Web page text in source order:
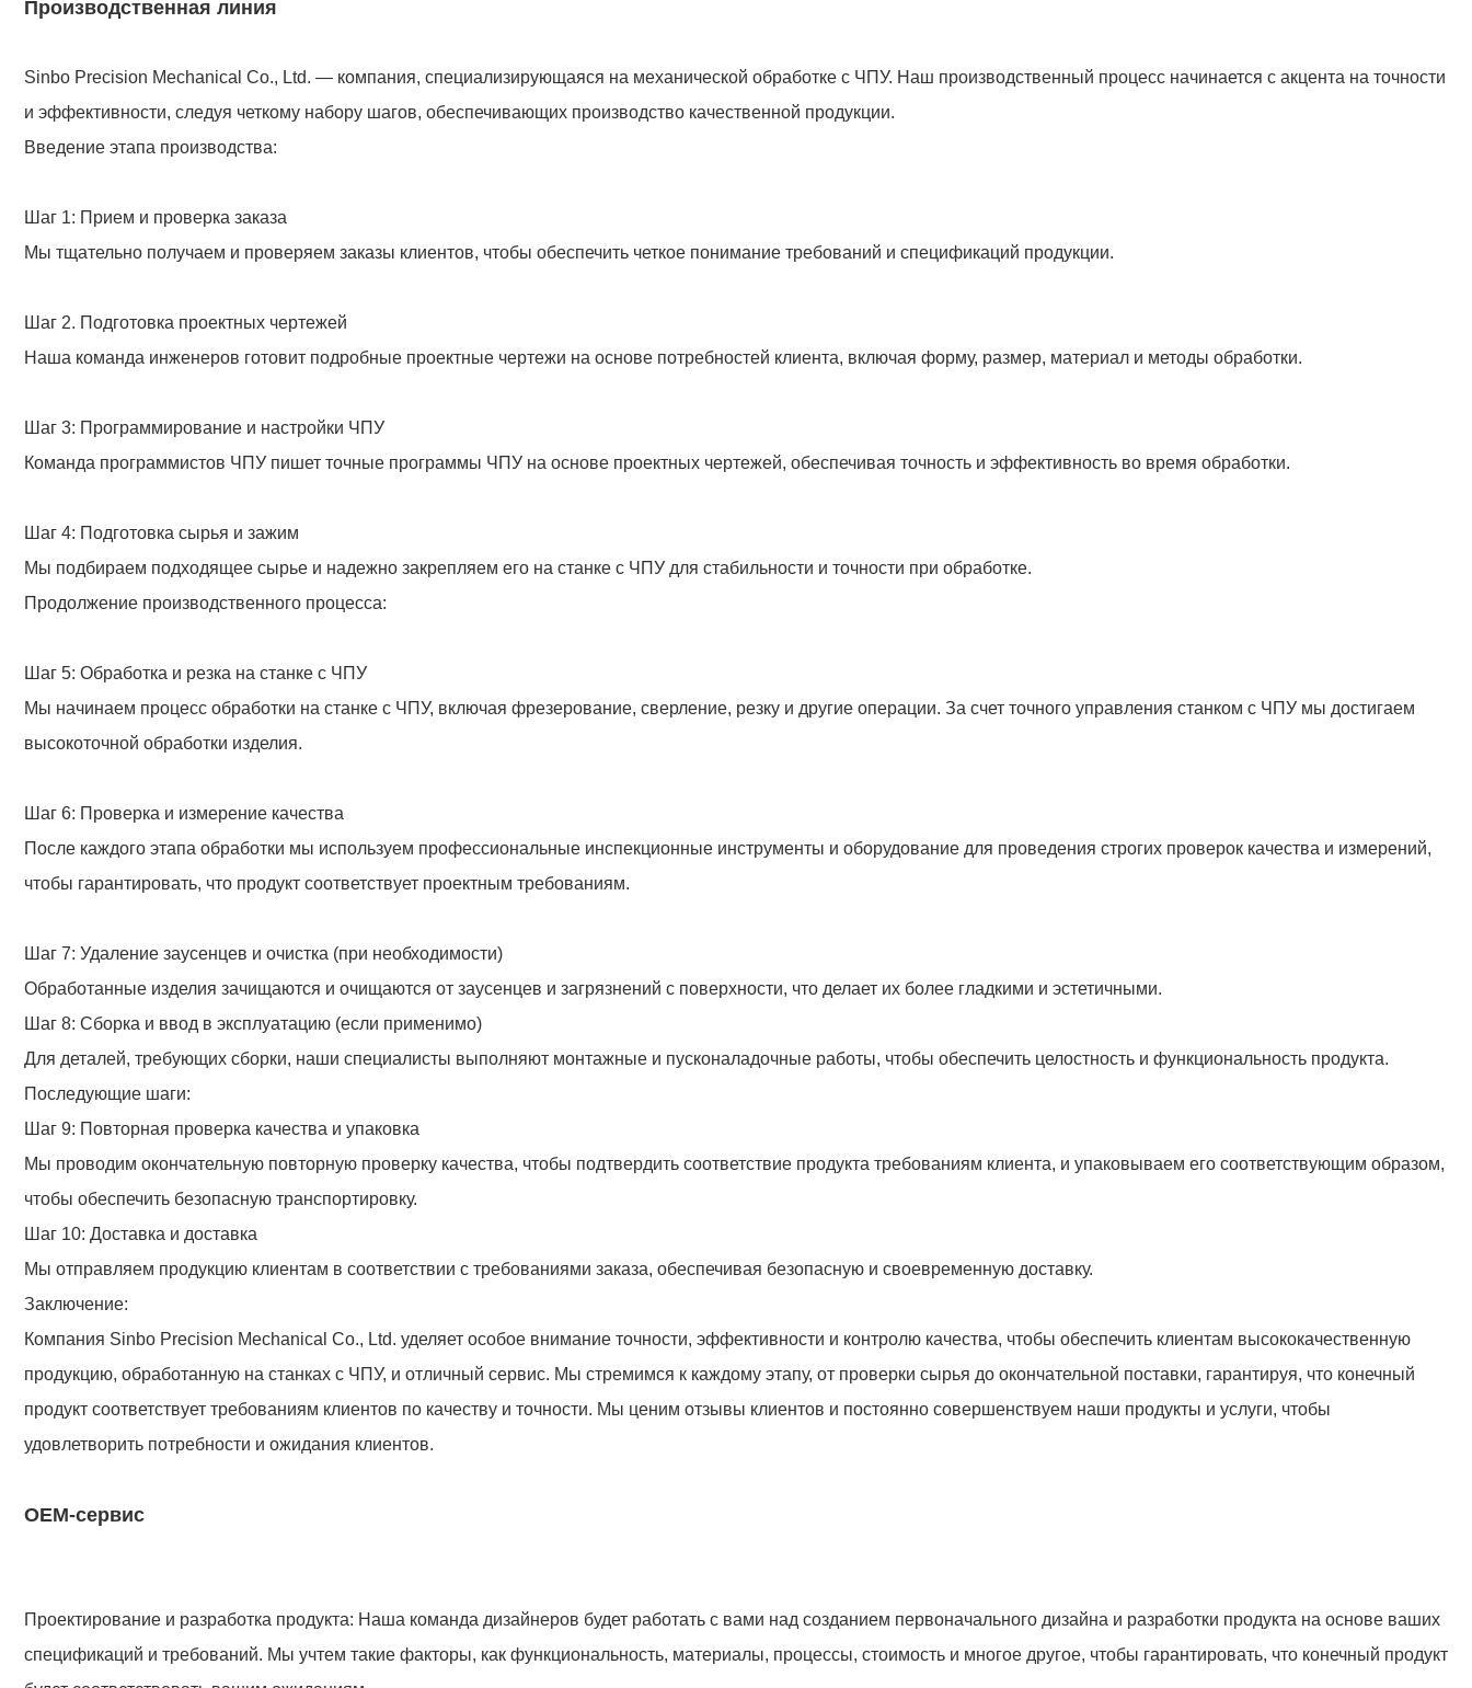
Шаг 1: Прием и проверка заказа
Мы тщательно получаем и проверяем заказы клиентов, чтобы обеспечить четкое понимание требований и спецификаций продукции.